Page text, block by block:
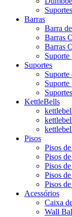
Barras
Barra
Barras
Barras
Suportes
KettleBells
Pisos
Pisos
Pisos
Pisos
Pisos
Pisos
Acessórios
Caixa
Wall